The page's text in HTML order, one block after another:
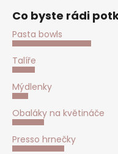
Co byste rádi
Pasta bowls
Talíře
Mýdlenky
Obaláky na květináče
Presso hrnečky